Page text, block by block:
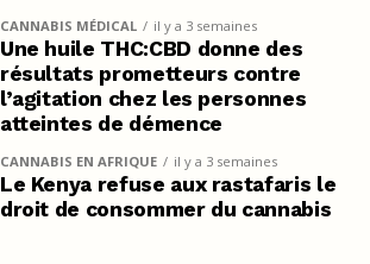
CANNABIS MÉDICAL il y a 3 semaines
Une huile THC:CBD donne des
résultats prometteurs contre
l’agitation chez les personnes
atteintes de démence
CANNABIS EN AFRIQUE il y a 3 semaines
Le Kenya refuse aux rastafaris le
droit de consommer du cannabis